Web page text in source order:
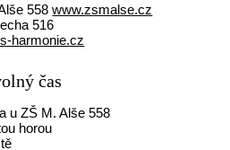
558www.zsmalse.cz
516
harmonie.cz
čas
u ZŠ M. Alše 558
horou